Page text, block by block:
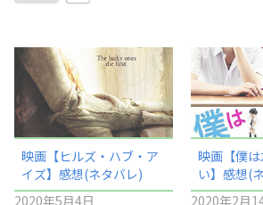
映画【ヒルズ・ハブ・ア
イズ】感想(ネタバレ)
2020年5月4日
映画【僕
い】感想(
2020年2月